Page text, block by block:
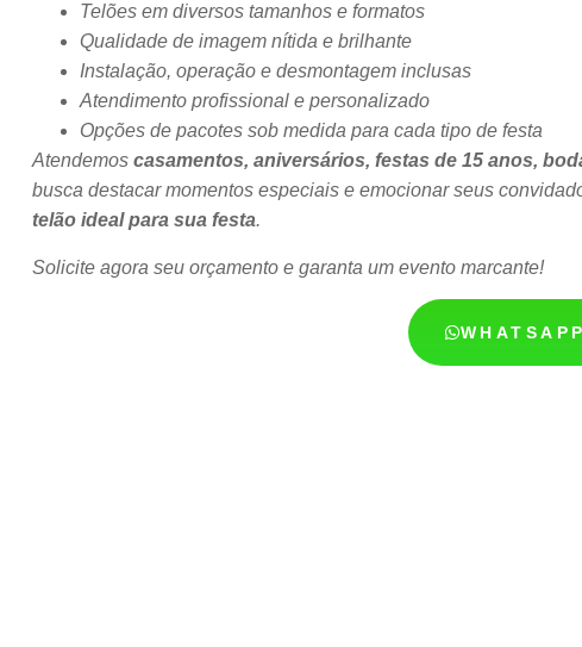
Telões em diversos tamanhos e formatos
Qualidade de imagem nítida e brilhante
Instalação, operação e desmontagem inclusas
Atendimento profissional e personalizado
Opções de pacotes sob medida para cada tipo de festa
Atendemos casamentos, aniversários, festas de 15 anos,
busca destacar momentos especiais e emocionar seus
telão ideal para sua festa.
Solicite agora seu orçamento e garanta um evento marcante!
WHATSAPP